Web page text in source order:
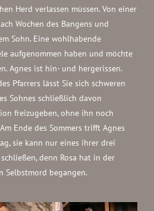
Herd verlassen müssen. Von einer
Wochen des Bangens und
Sohn. Eine wohlhabende
aufgenommen haben und möchte
Agnes ist hin- und hergerissen.
Pfarrers lässt Sie sich schweren
Sohnes schließlich davon
freizugeben, ohne ihn noch
Ende des Sommers trifft Agnes
sie kann nur eines ihrer drei
denn Rosa hat in der
Selbstmord begangen.